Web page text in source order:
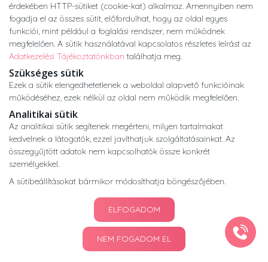
érdekében HTTP-sütiket (cookie-kat) alkalmaz. Amennyiben nem
fogadja el az összes sütit, előfordulhat, hogy az oldal egyes
funkciói, mint például a foglalási rendszer, nem működnek
megfelelően. A sütik használatával kapcsolatos részletes leírást az
Adatkezelési Tájékoztatónkban találhatja meg.
Szükséges sütik
Ezek a sütik elengedhetetlenek a weboldal alapvető funkcióinak
működéséhez, ezek nélkül az oldal nem működik megfelelően.
Analitikai sütik
Az analitikai sütik segítenek megérteni, milyen tartalmakat
kedvelnek a látogatók, ezzel javíthatjuk szolgáltatásainkat. Az
összegyűjtött adatok nem kapcsolhatók össze konkrét
személyekkel.
A sütibeállításokat bármikor módosíthatja böngészőjében.
ELFOGADOM
NEM FOGADOM EL
Minden jog fenntartva.
Developed byAppon&György Nándor
Adatkezelési tájékoztató